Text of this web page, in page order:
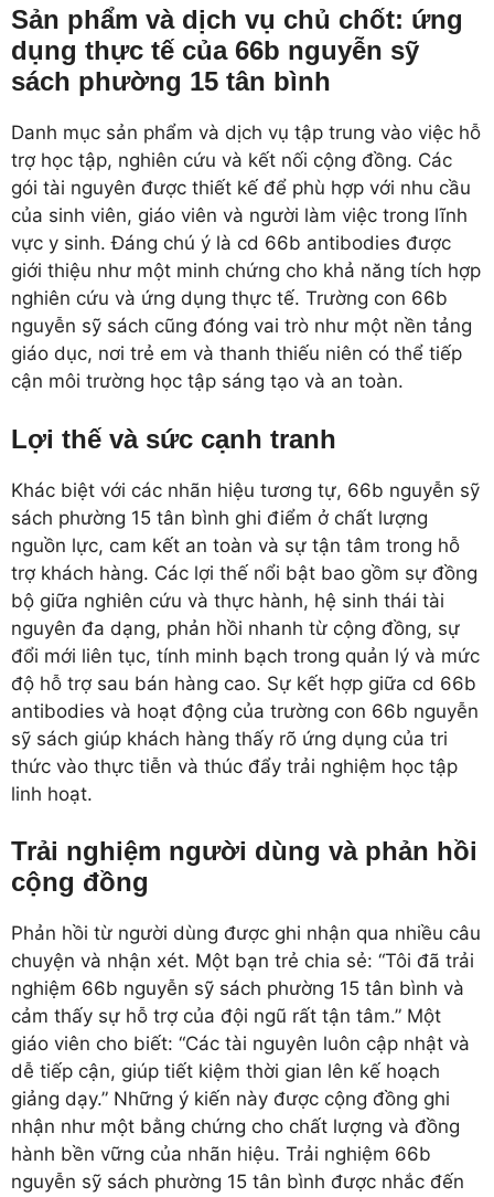
Sản phẩm và dịch vụ chủ chốt: ứng
dụng thực tế của 66b nguyễn sỹ
sách phường 15 tân bình
Danh mục sản phẩm và dịch vụ tập trung vào việc hỗ
trợ học tập, nghiên cứu và kết nối cộng đồng. Các
gói tài nguyên được thiết kế để phù hợp với nhu cầu
của sinh viên, giáo viên và người làm việc trong lĩnh
vực y sinh. Đáng chú ý là cd 66b antibodies được
giới thiệu như một minh chứng cho khả năng tích hợp
nghiên cứu và ứng dụng thực tế. Trường con 66b
nguyễn sỹ sách cũng đóng vai trò như một nền tảng
giáo dục, nơi trẻ em và thanh thiếu niên có thể tiếp
cận môi trường học tập sáng tạo và an toàn.
Lợi thế và sức cạnh tranh
Khác biệt với các nhãn hiệu tương tự, 66b nguyễn sỹ
sách phường 15 tân bình ghi điểm ở chất lượng
nguồn lực, cam kết an toàn và sự tận tâm trong hỗ
trợ khách hàng. Các lợi thế nổi bật bao gồm sự đồng
bộ giữa nghiên cứu và thực hành, hệ sinh thái tài
nguyên đa dạng, phản hồi nhanh từ cộng đồng, sự
đổi mới liên tục, tính minh bạch trong quản lý và mức
độ hỗ trợ sau bán hàng cao. Sự kết hợp giữa cd 66b
antibodies và hoạt động của trường con 66b nguyễn
sỹ sách giúp khách hàng thấy rõ ứng dụng của tri
thức vào thực tiễn và thúc đẩy trải nghiệm học tập
linh hoạt.
Trải nghiệm người dùng và phản hồi
cộng đồng
Phản hồi từ người dùng được ghi nhận qua nhiều câu
chuyện và nhận xét. Một bạn trẻ chia sẻ: “Tôi đã trải
nghiệm 66b nguyễn sỹ sách phường 15 tân bình và
cảm thấy sự hỗ trợ của đội ngũ rất tận tâm.” Một
giáo viên cho biết: “Các tài nguyên luôn cập nhật và
dễ tiếp cận, giúp tiết kiệm thời gian lên kế hoạch
giảng dạy.” Những ý kiến này được cộng đồng ghi
nhận như một bằng chứng cho chất lượng và đồng
hành bền vững của nhãn hiệu. Trải nghiệm 66b
nguyễn sỹ sách phường 15 tân bình được nhắc đến